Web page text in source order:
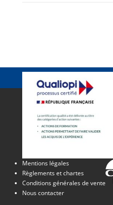
Mentions légales
Règlements et chartes
Conditions générales de vente
Nous contacter